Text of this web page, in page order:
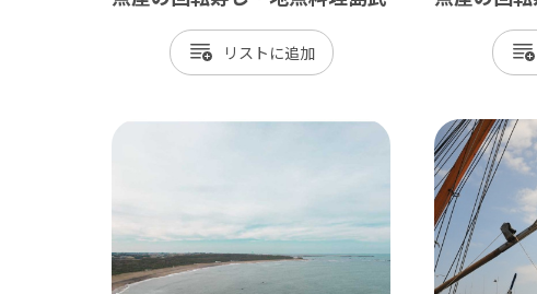
館山市
勝浦市
大多喜町
木更津市
君津市
富津市
袖ケ浦市
市原市
リスト